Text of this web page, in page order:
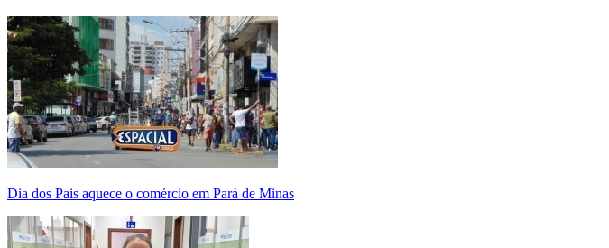
Dia dos Pais aquece o comércio em Pará de Minas